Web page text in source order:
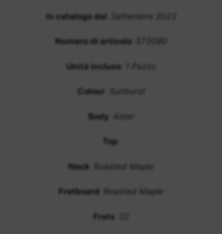
In catalogo dal Settembre 2023
Numero di articolo
Unitá incluse 1 Pezzo
Colour
Body Alder
Top
Neck Roasted Maple
Fretboard Roasted Maple
Frets